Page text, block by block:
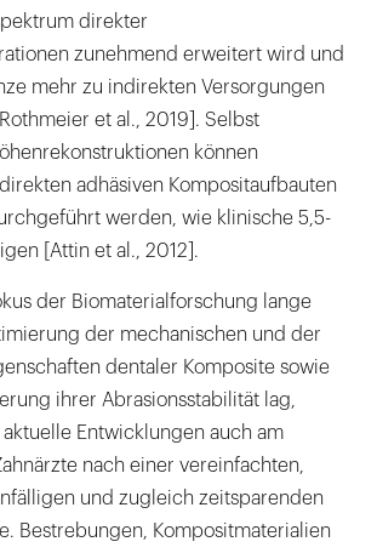
direkter
zunehmend erweitert wird und
mehr zu indirekten Versorgungen
et al., 2019]. Selbst
können
adhäsiven Kompositaufbauten
werden, wie klinische 5,5-
[Attin et al., 2012].
der Biomaterialforschung lange
der mechanischen und der
dentaler Komposite sowie
ihrer Abrasionsstabilität lag,
Entwicklungen auch am
nach einer vereinfachten,
und zugleich zeitsparenden
Bestrebungen, Kompositmaterialien